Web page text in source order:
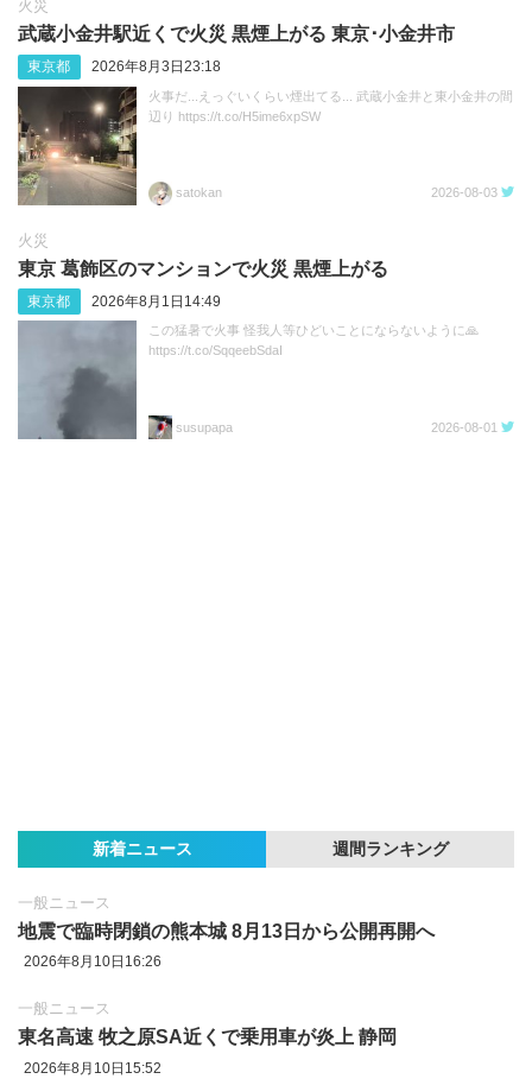
火災
武蔵小金井駅近くで火災 黒煙上がる 東京･小金井市
東京都 2026年8月3日23:18
火事だ...えっぐいくらい煙出てる... 武蔵小金井と東小金井の間
辺り https://t.co/H5ime6xpSW
satokan 2026-08-03
火災
東京 葛飾区のマンションで火災 黒煙上がる
東京都 2026年8月1日14:49
この猛暑で火事 怪我人等ひどいことにならないように🙏
https://t.co/SqqeebSdaI
susupapa 2026-08-01
新着ニュース 週間ランキング
一般ニュース
地震で臨時閉鎖の熊本城 8月13日から公開再開へ
2026年8月10日16:26
一般ニュース
東名高速 牧之原SA近くで乗用車が炎上 静岡
2026年8月10日15:52